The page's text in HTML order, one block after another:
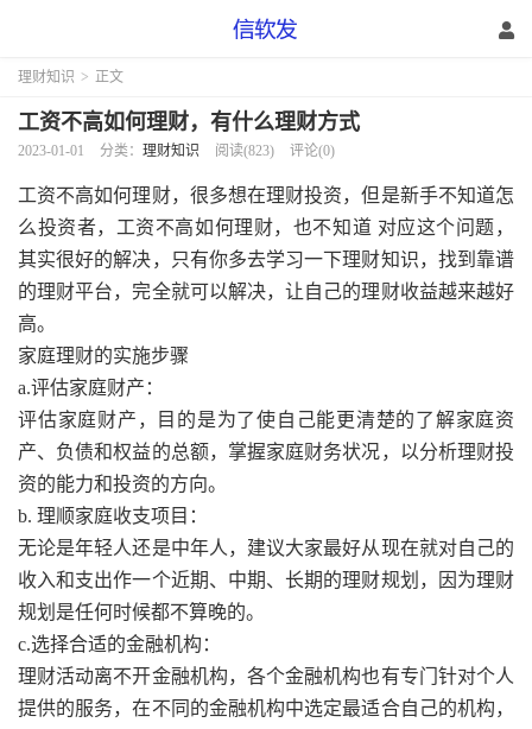
理财知识 > 正文
工资不高如何理财，有什么理财方式
2023-01-01 分类： 理财知识 阅读(823) 评论(0)
工资不高如何理财，很多想在理财投资，但是新手不知道怎
么投资者，工资不高如何理财，也不知道 对应这个问题，
其实很好的解决，只有你多去学习一下理财知识，找到靠谱
的理财平台，完全就可以解决，让自己的理财收益越来越好
高。
家庭理财的实施步骤
a.评估家庭财产：
评估家庭财产，目的是为了使自己能更清楚的了解家庭资
产、负债和权益的总额，掌握家庭财务状况，以分析理财投
资的能力和投资的方向。
b. 理顺家庭收支项目：
无论是年轻人还是中年人，建议大家最好从现在就对自己的
收入和支出作一个近期、中期、长期的理财规划，因为理财
规划是任何时候都不算晚的。
c.选择合适的金融机构：
理财活动离不开金融机构，各个金融机构也有专门针对个人
提供的服务，在不同的金融机构中选定最适合自己的机构，